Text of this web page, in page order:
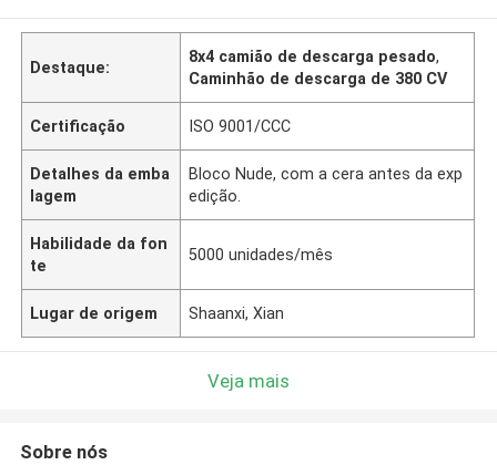
Destaque:
8x4 camião de descarga pesado,
Caminhão de descarga de 380 CV
Certificação ISO 9001/CCC
Detalhes da emba
lagem
Bloco Nude, com a cera antes da exp
edição.
Habilidade da fon
te
5000 unidades/mês
Lugar de origem Shaanxi, Xian
Veja mais
Sobre nós